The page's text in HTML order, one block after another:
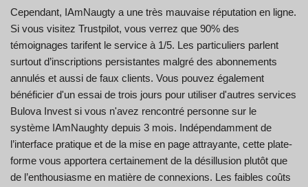
Cependant, IAmNaugty a une très mauvaise réputation en ligne.
Si vous visitez Trustpilot, vous verrez que 90% des
témoignages tarifent le service à 1/5. Les particuliers parlent
surtout d’inscriptions persistantes malgré des abonnements
annulés et aussi de faux clients. Vous pouvez également
bénéficier d'un essai de trois jours pour utiliser d'autres services
Bulova Invest si vous n'avez rencontré personne sur le
système IAmNaughty depuis 3 mois. Indépendamment de
l’interface pratique et de la mise en page attrayante, cette plate-
forme vous apportera certainement de la désillusion plutôt que
de l’enthousiasme en matière de connexions. Les faibles coûts